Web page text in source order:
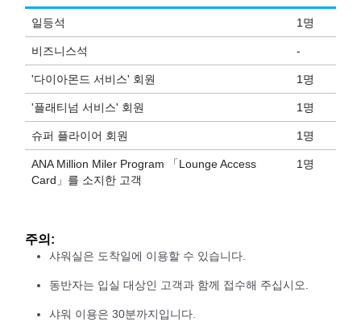
일등석 1명
비즈니스석 -
'다이아몬드 서비스' 회원 1명
'플래티넘 서비스' 회원 1명
슈퍼 플라이어 회원 1명
ANA Million Miler Program 「Lounge Access
Card」를 소지한 고객
1명
주의:
샤워실은 도착일에 이용할 수 있습니다.
동반자는 입실 대상인 고객과 함께 접수해 주십시오.
샤워 이용은 30분까지입니다.